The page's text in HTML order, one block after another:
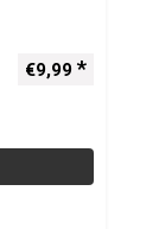
€9,99